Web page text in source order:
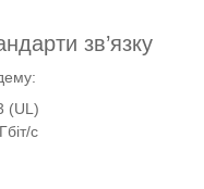
зв’язку
(UL)
с